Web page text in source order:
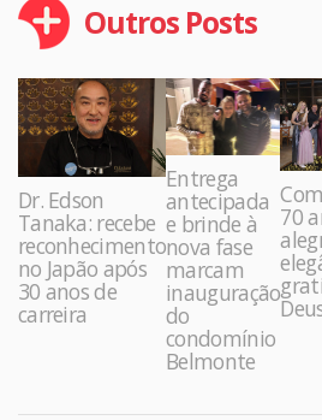
Outros Posts
Dr. Edson
Tanaka: recebe
reconhecimento
no Japão após
30 anos de
carreira
Entrega
antecipada
e brinde à
nova fase
marcam
inauguração
do
condomínio
Belmonte
70